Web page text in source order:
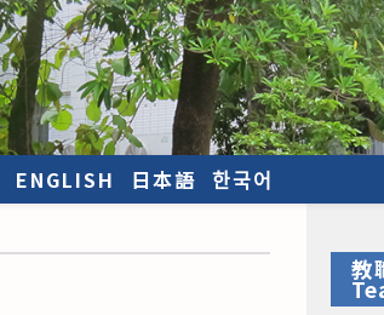
ENGLISH 日本語 한국어
教